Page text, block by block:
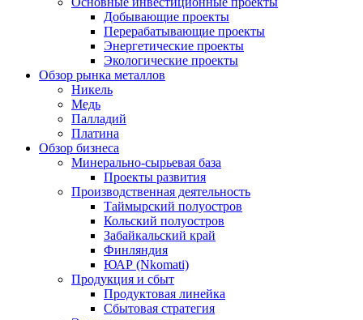
Добывающие проекты
Перерабатывающие проекты
Энергетические проекты
Экологические проекты
Обзор рынка металлов
Никель
Медь
Палладий
Платина
Обзор бизнеса
Минерально-сырьевая база
Проекты развития
Производственная деятельность
Таймырский полуостров
Кольский полуостров
Забайкальский край
Финляндия
ЮАР (Nkomati)
Продукция и сбыт
Продуктовая линейка
Сбытовая стратегия